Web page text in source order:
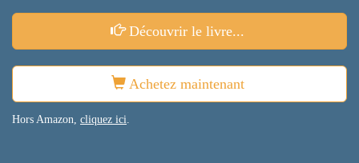
Découvrir le livre...
Achetez maintenant
Hors Amazon, cliquez ici.